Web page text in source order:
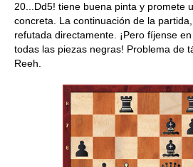
20...Dd5! tiene buena pinta y promete
concreta. La continuación de la
refutada directamente. ¡Pero fíjense
todas las piezas negras! Problema de
Reeh.